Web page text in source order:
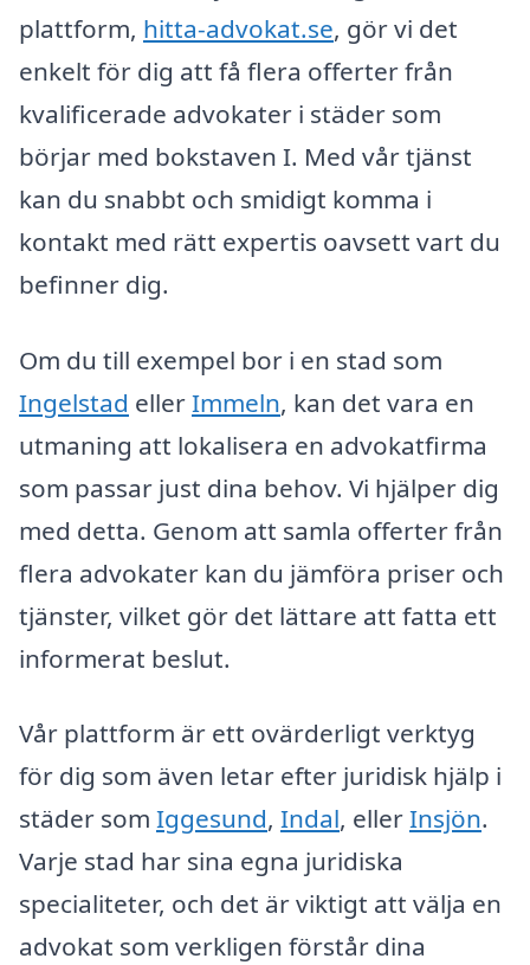
plattform, hitta-advokat.se, gör vi det
enkelt för dig att få flera offerter från
kvalificerade advokater i städer som
börjar med bokstaven I. Med vår tjänst
kan du snabbt och smidigt komma i
kontakt med rätt expertis oavsett vart du
befinner dig.
Om du till exempel bor i en stad som
Ingelstad ellerImmeln, kan det vara en
utmaning att lokalisera en advokatfirma
som passar just dina behov. Vi hjälper dig
med detta. Genom att samla offerter från
flera advokater kan du jämföra priser och
tjänster, vilket gör det lättare att fatta ett
informerat beslut.
Vår plattform är ett ovärderligt verktyg
för dig som även letar efter juridisk hjälp i
städer som Iggesund, Indal, ellerInsjön.
Varje stad har sina egna juridiska
specialiteter, och det är viktigt att välja en
advokat som verkligen förstår dina